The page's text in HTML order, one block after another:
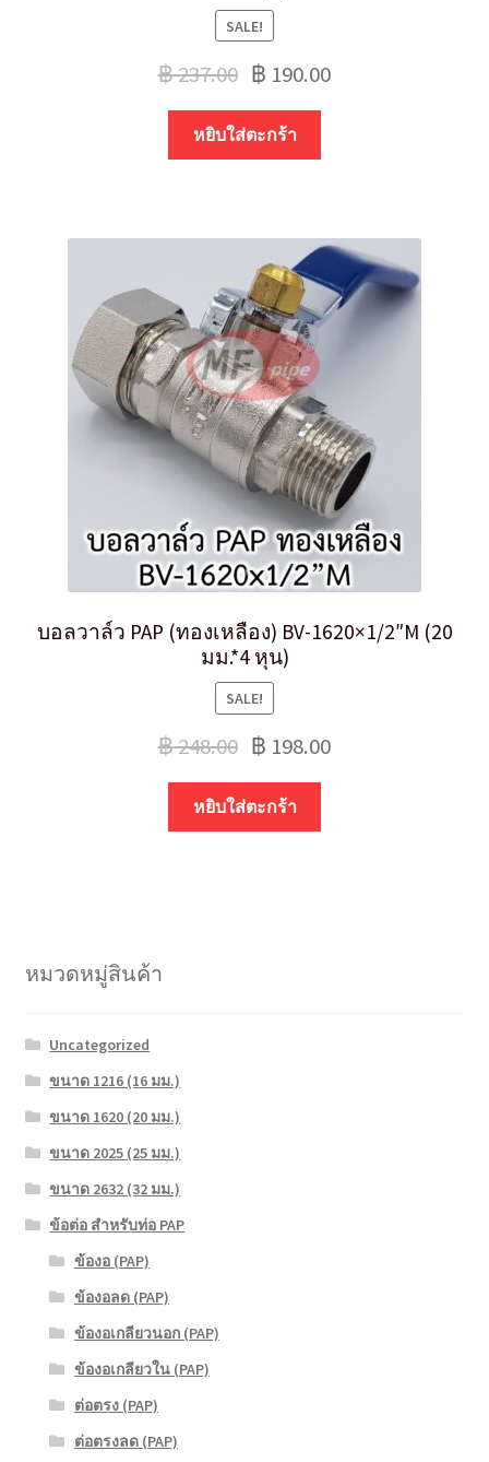
SALE!
฿237.00 ฿ 190.00
หยิบใส่ตะกร้า
บอลวาล์ว PAP (ทองเหลือง) BV-1620×1/2″M (20
มม.*4 หุน)
SALE!
฿248.00 ฿ 198.00
หยิบใส่ตะกร้า
หมวดหมู่สินค้า
Uncategorized
ขนาด 1216 (16 มม.)
ขนาด 1620 (20 มม.)
ขนาด 2025 (25 มม.)
ขนาด 2632 (32 มม.)
ข้อต่อ สำหรับท่อ PAP
ข้องอ (PAP)
ข้องอลด (PAP)
ข้องอเกลียวนอก (PAP)
ข้องอเกลียวใน (PAP)
ต่อตรง (PAP)
ต่อตรงลด (PAP)